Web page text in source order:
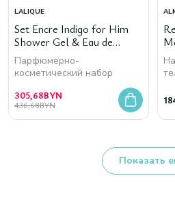
LALIQUE
Set Encre Indigo for Him
Shower Gel & Eau de
Parfum
Парфюмерно-
косметический набор
305,68BYN
436,68BYN
Показать